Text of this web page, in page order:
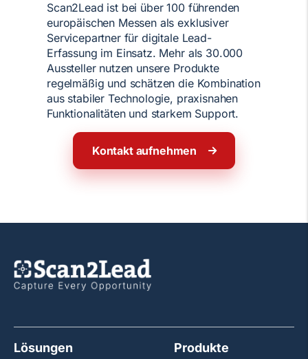
Scan2Lead ist bei über 100 führenden
europäischen Messen als exklusiver
Servicepartner für digitale Lead-
Erfassung im Einsatz. Mehr als 30.000
Aussteller nutzen unsere Produkte
regelmäßig und schätzen die Kombination
aus stabiler Technologie, praxisnahen
Funktionalitäten und starkem Support.
Kontakt aufnehmen
Lösungen Produkte